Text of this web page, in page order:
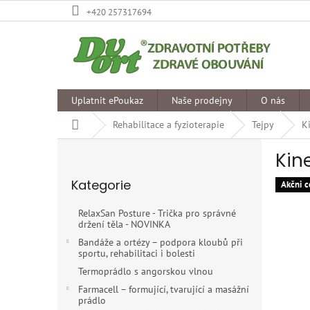
na
+420 257317694
Uplatnit ePoukaz Naše prodejny O nás
Domů
Rehabilitace a fyzioterapie Tejpy
kategorie
Kategorie
RelaxSan Posture - Trička pro správné
držení těla - NOVINKA
Bandáže a ortézy – podpora kloubů při
sportu, rehabilitaci i bolesti
Termoprádlo s angorskou vlnou
Farmacell – formující, tvarující a masážní
prádlo
Akčni